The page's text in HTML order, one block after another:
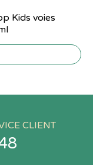
Kids voies
CLIENT